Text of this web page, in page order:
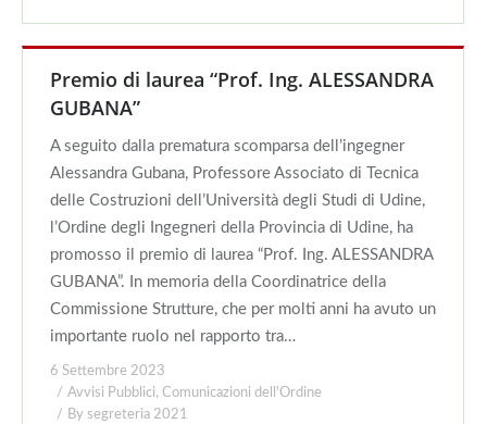
Premio di laurea “Prof. Ing. ALESSANDRA
GUBANA”
A seguito dalla prematura scomparsa dell’ingegner
Alessandra Gubana, Professore Associato di Tecnica
delle Costruzioni dell’Università degli Studi di Udine,
l’Ordine degli Ingegneri della Provincia di Udine, ha
promosso il premio di laurea “Prof. Ing. ALESSANDRA
GUBANA”. In memoria della Coordinatrice della
Commissione Strutture, che per molti anni ha avuto un
importante ruolo nel rapporto tra…
6 Settembre 2023
Avvisi Pubblici, Comunicazioni dell'Ordine
By segreteria 2021